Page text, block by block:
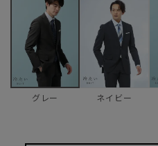
グレー ネイビー